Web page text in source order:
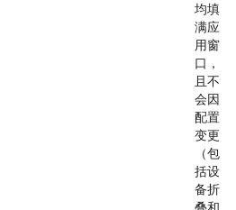
均填
满应
用窗
口，
且不
会因
配置
变更
（包
括设
备折